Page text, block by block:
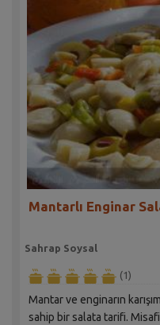
Mantarlı Enginar
Sahrap Soysal
(1)
Mantar ve enginarın
sahip bir salata tarifi.